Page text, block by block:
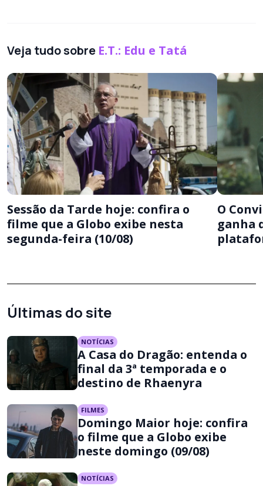
Veja tudo sobre E.T.: Edu e Tatá
Sessão da Tarde hoje: confira o
filme que a Globo exibe nesta
segunda-feira (10/08)
O
ganha
Últimas do site
NOTÍCIAS
A Casa do Dragão: entenda o
final da 3ª temporada e o
destino de Rhaenyra
FILMES
Domingo Maior hoje: confira
o filme que a Globo exibe
neste domingo (09/08)
NOTÍCIAS